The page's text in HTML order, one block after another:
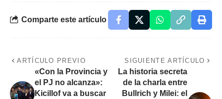
Comparte este artículo
ARTÍCULO PREVIO
«Con la Provincia y
el PJ no alcanza»:
Kicillof va a buscar
SIGUIENTE ARTÍCULO
La historia secreta
de la charla entre
Bullrich y Milei: el